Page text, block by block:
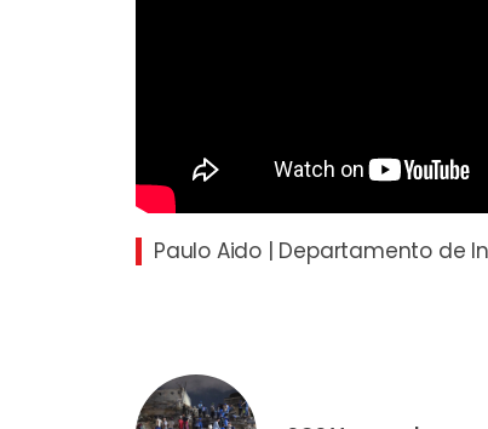
Paulo Aido | Departamento de